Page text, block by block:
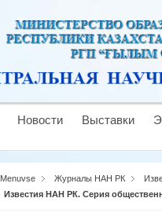
Новости Выставки
Menuvse Журналы НАН РК
Известия НАН РК. Серия